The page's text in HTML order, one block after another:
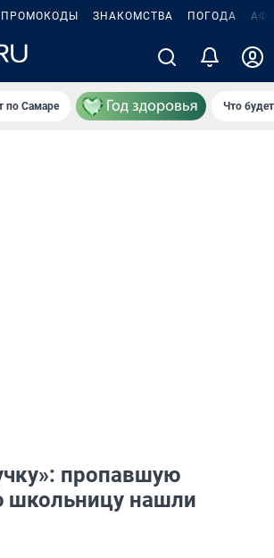
ПРОМОКОДЫ ЗНАКОМСТВА ПОГОДА
по Самаре Что
пропавшую
школьницу нашли